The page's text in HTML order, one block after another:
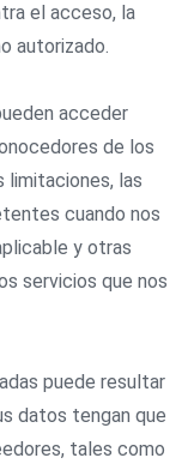
el acceso, la
autorizado.
acceder
de los
limitaciones, las
cuando nos
y otras
servicios que nos
puede resultar
datos tengan que
tales como